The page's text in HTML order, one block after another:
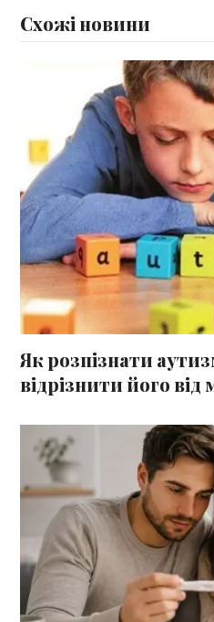
Схожі новини
Як розпізнати
відрізнити його від